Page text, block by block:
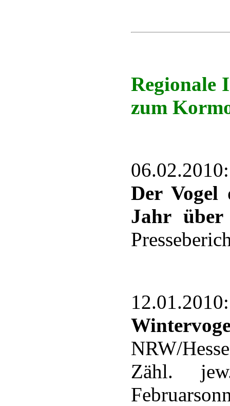
Regionale
zum
Der Vogel
Jahr über
NRW/
Zähl.